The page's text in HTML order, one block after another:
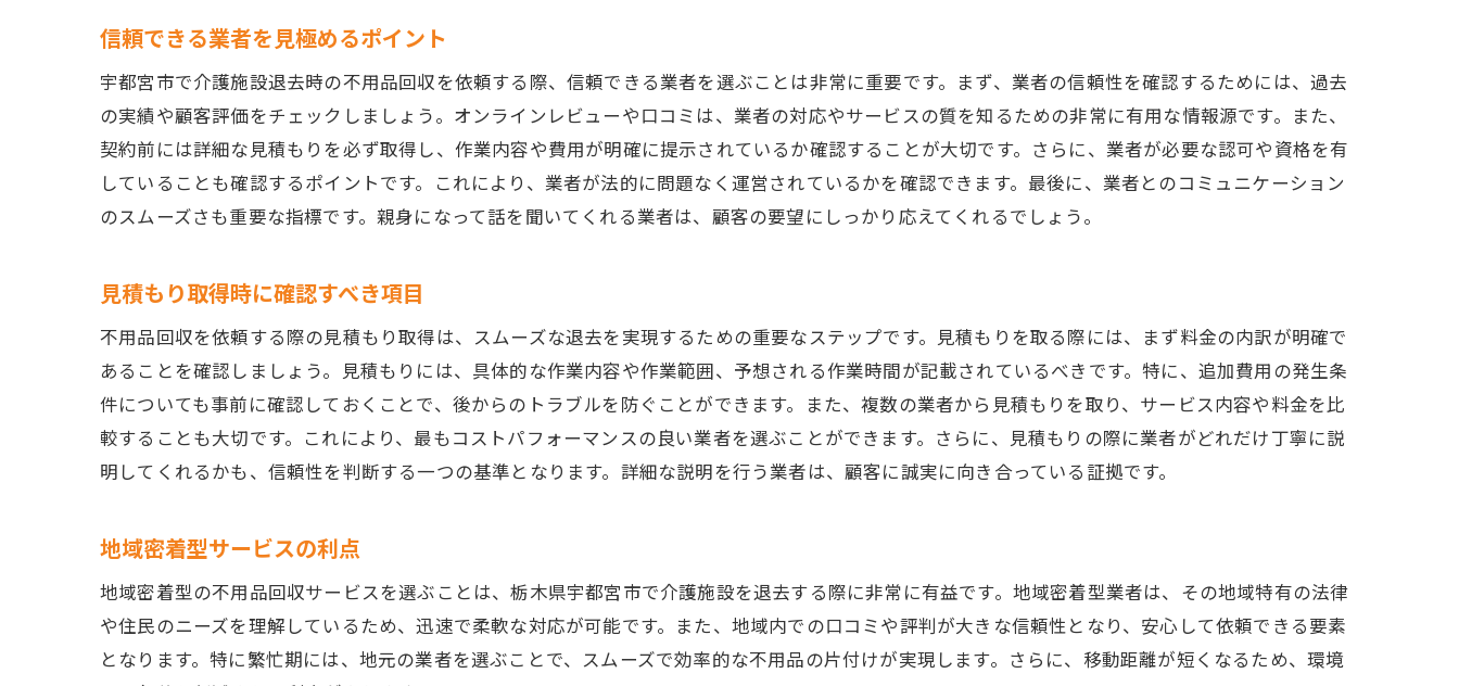
退去後の清掃と不用品回収を一括依頼するメリットとは
一括依頼でコストを抑える方法
清掃と回収を同時に行う利便性
業者に依頼する際のチェックポイント
退去後の安心感を得るための提案
信頼できる業者を見極めるポイント
宇都宮市で介護施設退去時の不用品回収を依頼する際、信頼できる業者を選ぶことは非常に重要です。まず、業者の信頼性を確認するためには、過去
の実績や顧客評価をチェックしましょう。オンラインレビューや口コミは、業者の対応やサービスの質を知るための非常に有用な情報源です。また、
契約前には詳細な見積もりを必ず取得し、作業内容や費用が明確に提示されているか確認することが大切です。さらに、業者が必要な認可や資格を有
していることも確認するポイントです。これにより、業者が法的に問題なく運営されているかを確認できます。最後に、業者とのコミュニケーション
のスムーズさも重要な指標です。親身になって話を聞いてくれる業者は、顧客の要望にしっかり応えてくれるでしょう。
見積もり取得時に確認すべき項目
不用品回収を依頼する際の見積もり取得は、スムーズな退去を実現するための重要なステップです。見積もりを取る際には、まず料金の内訳が明確で
あることを確認しましょう。見積もりには、具体的な作業内容や作業範囲、予想される作業時間が記載されているべきです。特に、追加費用の発生条
件についても事前に確認しておくことで、後からのトラブルを防ぐことができます。また、複数の業者から見積もりを取り、サービス内容や料金を比
較することも大切です。これにより、最もコストパフォーマンスの良い業者を選ぶことができます。さらに、見積もりの際に業者がどれだけ丁寧に説
明してくれるかも、信頼性を判断する一つの基準となります。詳細な説明を行う業者は、顧客に誠実に向き合っている証拠です。
地域密着型サービスの利点
地域密着型の不用品回収サービスを選ぶことは、栃木県宇都宮市で介護施設を退去する際に非常に有益です。地域密着型業者は、その地域特有の法律
や住民のニーズを理解しているため、迅速で柔軟な対応が可能です。また、地域内での口コミや評判が大きな信頼性となり、安心して依頼できる要素
となります。特に繁忙期には、地元の業者を選ぶことで、スムーズで効率的な不用品の片付けが実現します。さらに、移動距離が短くなるため、環境